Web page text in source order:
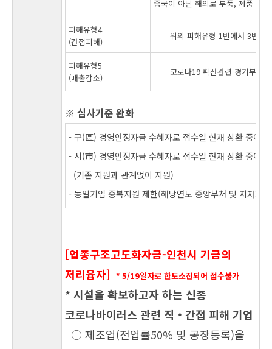
중국이 아닌 해외로 부품, 제품 등
피해유형4
(간접피해)
위의 피해유형 1번에서 3번까
피해유형5
(매출감소)
코로나19 확산관련 경기부진
※ 심사기준 완화
- 구(區) 경영안정자금 수혜자로 접수일 현재 상환 중이라
- 시(市) 경영안정자금 수혜자로 접수일 현재 상환 중이
(기존 지원과 관계없이 지원)
- 동일기업 중복지원 제한(해당연도 중앙부처 및 지자체
[업종구조고도화자금-인천시 기금의
저리융자] * 5/19일자로 한도소진되어 접수불가
* 시설을 확보하고자 하는 신종
코로나바이러스 관련 직‧간접 피해 기업
○ 제조업(전업률50% 및 공장등록)을